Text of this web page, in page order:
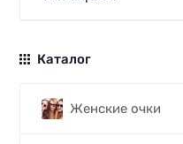
Каталог
Женские очки